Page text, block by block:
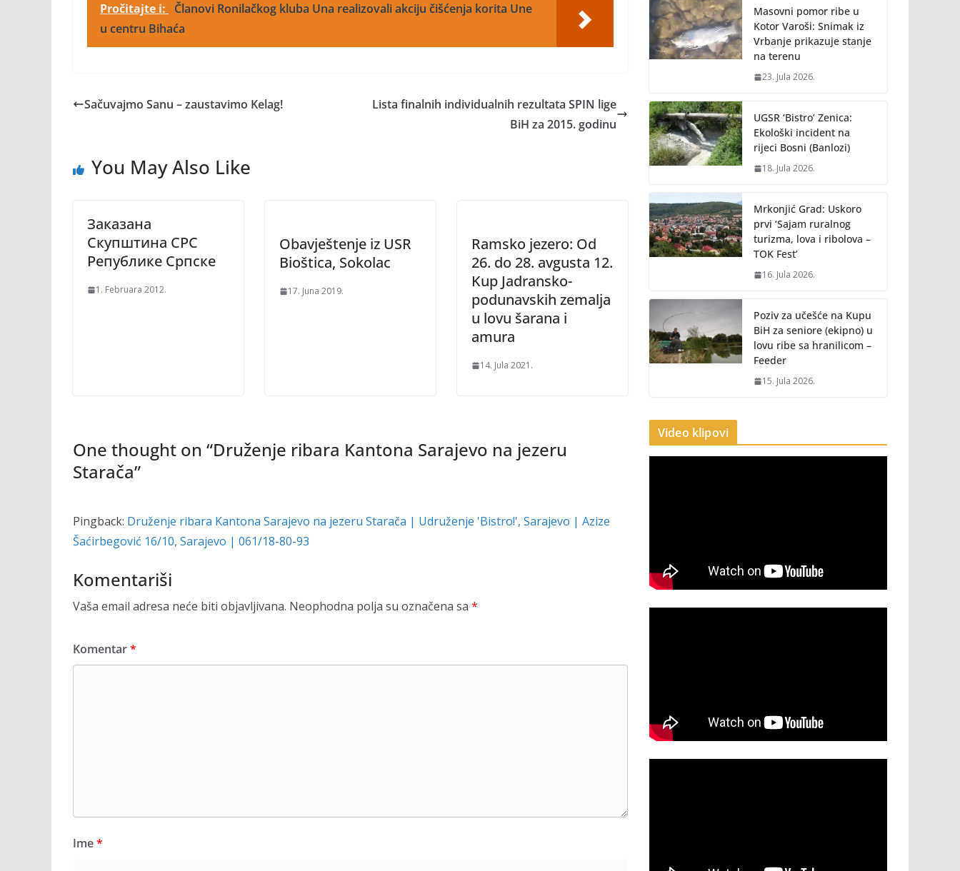
Pročitajte i:
Članovi Ronilačkog kluba Una realizovali akciju čišćenja korita Une
u centru Bihaća
Sačuvajmo Sanu – zaustavimo Kelag!
Lista finalnih individualnih rezultata SPIN lige
BiH za 2015. godinu
You May Also Like
Зaкaзaнa
Скупштинa CPC
Републике Српске
1. Februara 2012.
Obavještenje iz USR
Bioštica, Sokolac
17. Juna 2019.
Ramsko jezero: Od
26. do 28. avgusta 12.
Kup Jadransko-
podunavskih zemalja
u lovu šarana i
amura
14. Jula 2021.
One thought on “Druženje ribara Kantona Sarajevo na jezeru
Starača”
Pingback: Druženje ribara Kantona Sarajevo na jezeru Starača | Udruženje 'Bistro!', Sarajevo | Azize
Šaćirbegović 16/10, Sarajevo | 061/18-80-93
Komentariši
Vaša email adresa neće biti objavljivana. Neophodna polja su označena sa *
Komentar*
Ime*
Masovni pomor ribe u
Kotor Varoši: Snimak iz
Vrbanje prikazuje stanje
na terenu
23. Jula 2026.
UGSR ‘Bistro’ Zenica:
Ekološki incident na
rijeci Bosni (Banlozi)
18. Jula 2026.
Mrkonjić Grad: Uskoro
prvi ‘Sajam ruralnog
turizma, lova i ribolova –
TOK Fest’
16. Jula 2026.
Poziv za učešće na Kupu
BiH za seniore (ekipno) u
lovu ribe sa hranilicom –
Feeder
15. Jula 2026.
Video klipovi